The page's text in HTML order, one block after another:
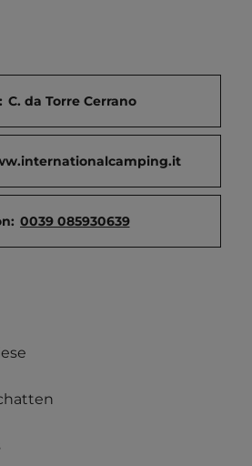
C. da Torre Cerrano
0039 085930639